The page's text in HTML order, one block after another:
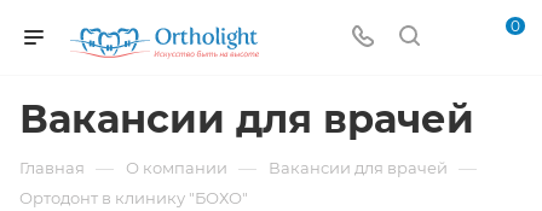
0
Вакансии для врачей
Главная — О компании — Вакансии для врачей —
Ортодонт в клинику "БОХО"